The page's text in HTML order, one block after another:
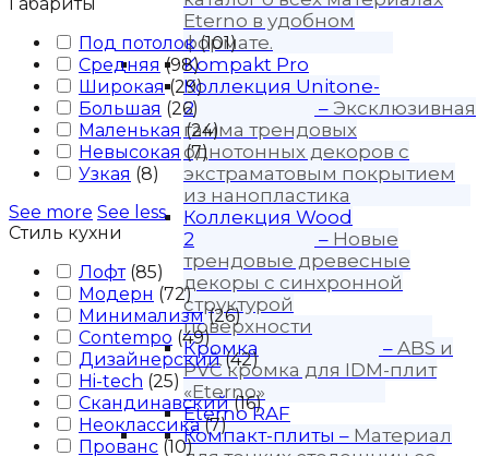
Eterno в удобном
формате.
Kompakt Pro
Коллекция Unitone-
2
– Эксклюзивная
гамма трендовых
однотонных декоров с
экстраматовым покрытием
из нанопластика
Коллекция Wood
2
– Новые
трендовые древесные
декоры с синхронной
структурой
поверхности
Кромка
– ABS и
PVC кромка для IDM-плит
«Eterno»
Eterno RAF
Компакт-плиты – Материал
Под потолок (101)
Средняя (98)
Широкая (29)
Большая (26)
Маленькая (24)
Невысокая (7)
Узкая (8)
See more See less
Стиль кухни
Лофт (85)
Модерн (72)
Минимализм (26)
Contempo (49)
Дизайнерский (42)
Hi-tech (25)
Скандинавский (16)
Неоклассика (7)
Прованс (10)